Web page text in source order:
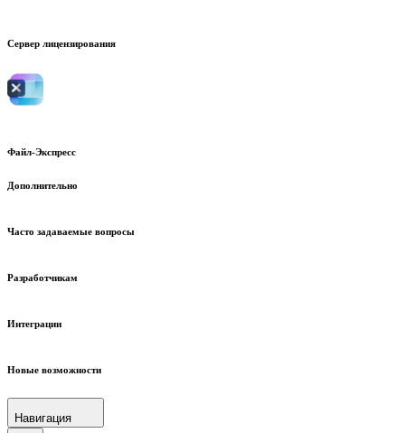
Сервер лицензирования
Файл-Экспресс
Дополнительно
Часто задаваемые вопросы
Разработчикам
Интеграции
Новые возможности
Навигация